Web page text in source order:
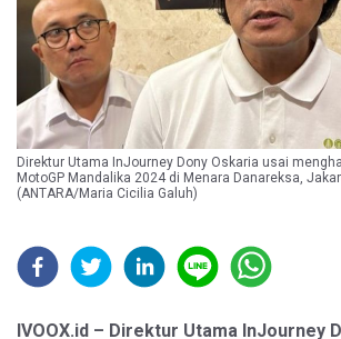
Direktur Utama InJourney Dony Oskaria usai
MotoGP Mandalika 2024 di Menara Danareksa,
(ANTARA/Maria Cicilia Galuh)
IVOOX.id – Direktur Utama InJourney